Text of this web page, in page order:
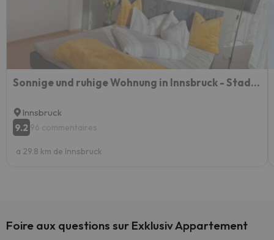
Sonnige und ruhige Wohnung in Innsbruck - Stadtrand
Innsbruck
9.2 96 commentaires
a 29.8 km de Innsbruck
Foire aux questions sur Exklusiv Appartement